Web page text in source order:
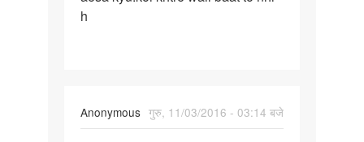
h
Anonymous गुरु, 11/03/2016 - 03:14 बजे